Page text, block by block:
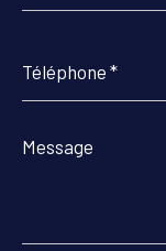
*
Message
*